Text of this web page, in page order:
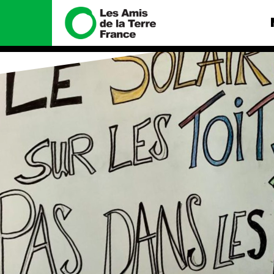
Nous connaître
Histoire
Manifeste
Missions et méthodes
Valeurs
Le réseau dans le monde
Nos alliés
Je soutiens les Amis de la
Terre
Nos
Total, rendez-
tribunal
Gaz « naturel »,
enfumage
Mode : une
Gaz au
violence
Nos autres